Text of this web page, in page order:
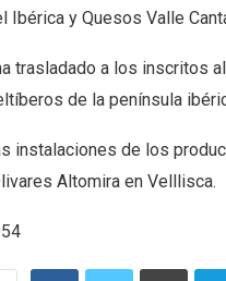
Ibérica y Quesos Valle
trasladado a los inscritos
de la península
instalaciones de los
Altomira en Velllisca.